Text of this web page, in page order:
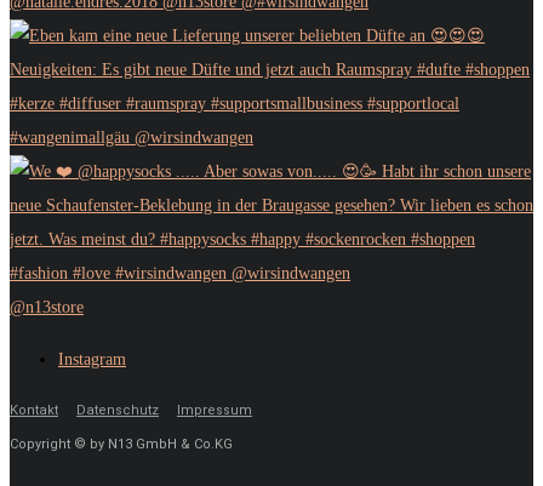
@n13store
Instagram
Kontakt Datenschutz Impressum
Copyright © by N13 GmbH & Co.KG